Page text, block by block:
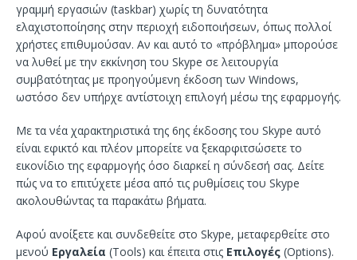
γραμμή εργασιών (taskbar) χωρίς τη δυνατότητα
ελαχιστοποίησης στην περιοχή ειδοποιήσεων, όπως πολλοί
χρήστες επιθυμούσαν. Αν και αυτό το «πρόβλημα» μπορούσε
να λυθεί με την εκκίνηση του Skype σε λειτουργία
συμβατότητας με προηγούμενη έκδοση των Windows,
ωστόσο δεν υπήρχε αντίστοιχη επιλογή μέσω της εφαρμογής.
Με τα νέα χαρακτηριστικά της 6ης έκδοσης του Skype αυτό
είναι εφικτό και πλέον μπορείτε να ξεκαρφιτσώσετε το
εικονίδιο της εφαρμογής όσο διαρκεί η σύνδεσή σας. Δείτε
πώς να το επιτύχετε μέσα από τις ρυθμίσεις του Skype
ακολουθώντας τα παρακάτω βήματα.
Αφού ανοίξετε και συνδεθείτε στο Skype, μεταφερθείτε στο
μενού Εργαλεία (Tools) και έπειτα στις Επιλογές (Options).